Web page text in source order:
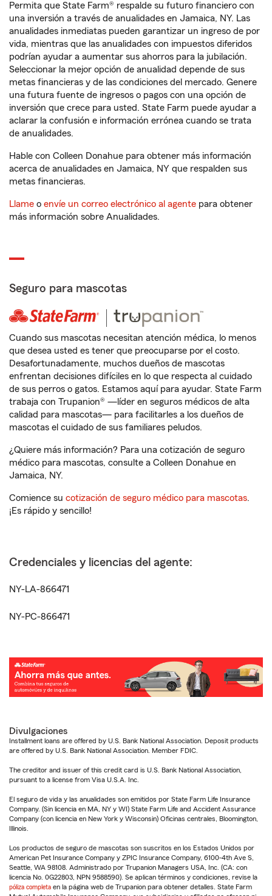
Permita que State Farm® respalde su futuro financiero con
una inversión a través de anualidades en Jamaica, NY. Las
anualidades inmediatas pueden garantizar un ingreso de por
vida, mientras que las anualidades con impuestos diferidos
podrían ayudar a aumentar sus ahorros para la jubilación.
Seleccionar la mejor opción de anualidad depende de sus
metas financieras y de las condiciones del mercado. Genere
una futura fuente de ingresos o pagos con una opción de
inversión que crece para usted. State Farm puede ayudar a
aclarar la confusión e información errónea cuando se trata
de anualidades.
Hable con Colleen Donahue para obtener más información
acerca de anualidades en Jamaica, NY que respalden sus
metas financieras.
Llame o envíe un correo electrónico al agente para obtener
más información sobre Anualidades.
Seguro para mascotas
Cuando sus mascotas necesitan atención médica, lo menos
que desea usted es tener que preocuparse por el costo.
Desafortunadamente, muchos dueños de mascotas
enfrentan decisiones difíciles en lo que respecta al cuidado
de sus perros o gatos. Estamos aquí para ayudar. State Farm
trabaja con Trupanion® —líder en seguros médicos de alta
calidad para mascotas— para facilitarles a los dueños de
mascotas el cuidado de sus familiares peludos.
¿Quiere más información? Para una cotización de seguro
médico para mascotas, consulte a Colleen Donahue en
Jamaica, NY.
Comience su cotización de seguro médico para mascotas.
¡Es rápido y sencillo!
Credenciales y licencias del agente:
NY-LA-866471
NY-PC-866471
Divulgaciones
Installment loans are offered by U.S. Bank National Association. Deposit products
are offered by U.S. Bank National Association. Member FDIC.
The creditor and issuer of this credit card is U.S. Bank National Association,
pursuant to a license from Visa U.S.A. Inc.
El seguro de vida y las anualidades son emitidos por State Farm Life Insurance
Company. (Sin licencia en MA, NY y WI) State Farm Life and Accident Assurance
Company (con licencia en New York y Wisconsin) Oficinas centrales, Bloomington,
Illinois.
Los productos de seguro de mascotas son suscritos en los Estados Unidos por
American Pet Insurance Company y ZPIC Insurance Company, 6100-4th Ave S,
Seattle, WA 98108. Administrado por Trupanion Managers USA, Inc. (CA: con
licencia No. 0G22803, NPN 9588590). Se aplican términos y condiciones, revise la
póliza completa en la página web de Trupanion para obtener detalles. State Farm